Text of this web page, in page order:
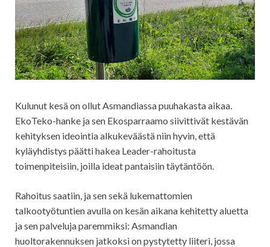
Kulunut kesä on ollut Asmandiassa puuhakasta aikaa.
EkoTeko-hanke ja sen Ekosparraamo siivittivät kestävän
kehityksen ideointia alkukeväästä niin hyvin, että
kyläyhdistys päätti hakea Leader-rahoitusta
toimenpiteisiin, joilla ideat pantaisiin täytäntöön.
Rahoitus saatiin, ja sen sekä lukemattomien
talkootyötuntien avulla on kesän aikana kehitetty aluetta
ja sen palveluja paremmiksi: Asmandian
huoltorakennuksen jatkoksi on pystytetty liiteri, jossa